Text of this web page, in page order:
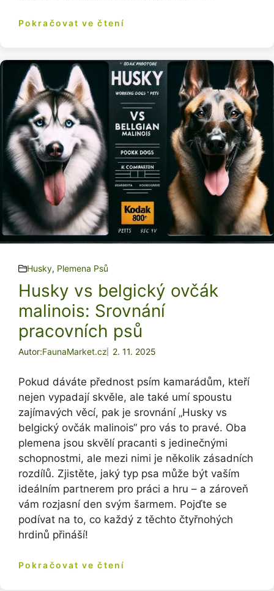
Pokračovat ve čtení
Husky, Plemena Psů
Husky vs belgický ovčák
malinois: Srovnání
pracovních psů
Autor:FaunaMarket.cz 2. 11. 2025
Pokud dáváte přednost psím kamarádům, kteří
nejen vypadají skvěle, ale také umí spoustu
zajímavých věcí, pak je srovnání „Husky vs
belgický ovčák malinois“ pro vás to pravé. Oba
plemena jsou skvělí pracanti s jedinečnými
schopnostmi, ale mezi nimi je několik zásadních
rozdílů. Zjistěte, jaký typ psa může být vaším
ideálním partnerem pro práci a hru – a zároveň
vám rozjasní den svým šarmem. Pojďte se
podívat na to, co každý z těchto čtyřnohých
hrdinů přináší!
Pokračovat ve čtení